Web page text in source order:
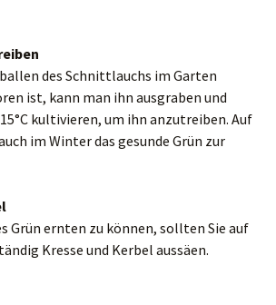
des Schnittlauchs im Garten
ist, kann man ihn ausgraben und
kultivieren, um ihn anzutreiben. Auf
im Winter das gesunde Grün zur
Grün ernten zu können, sollten Sie auf
Kresse und Kerbel aussäen.